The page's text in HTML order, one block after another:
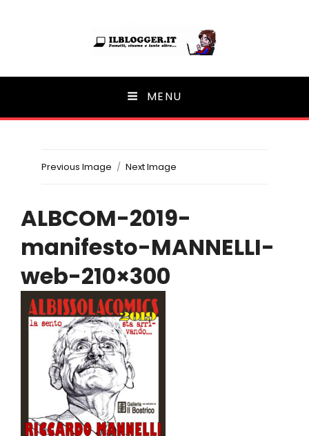
Ilblogger.it
Il portalino di blog | MENU
Previous Image Next Image
ALBCOM-2019-
manifesto-MANNELLI-
web-210×300